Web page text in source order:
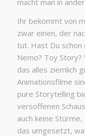
Ihr bekommt von
zwar einen, der
tut. Hast Du schon
Nemo? Toy
das alles ziemlich
Animationsfilme
pure Storytelling
versoffenen
auch keine
das umgesetzt,